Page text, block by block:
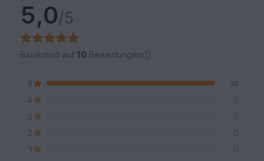
5,0/5
Basierend auf 10 Bewertungen
5 10
4
0
3
0
2
0
1
0